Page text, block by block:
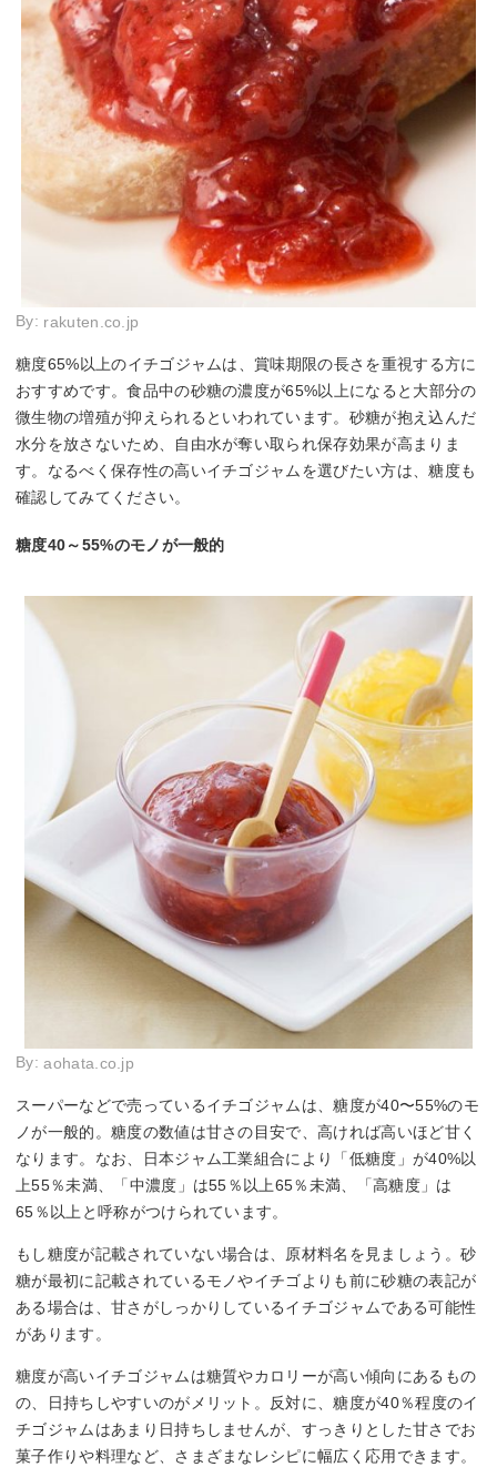
By: rakuten.co.jp
糖度65%以上のイチゴジャムは、賞味期限の長さを重視する方に
おすすめです。食品中の砂糖の濃度が65%以上になると大部分の
微生物の増殖が抑えられるといわれています。砂糖が抱え込んだ
水分を放さないため、自由水が奪い取られ保存効果が高まりま
す。なるべく保存性の高いイチゴジャムを選びたい方は、糖度も
確認してみてください。
糖度40～55%のモノが一般的
By:aohata.co.jp
スーパーなどで売っているイチゴジャムは、糖度が40〜55%のモ
ノが一般的。糖度の数値は甘さの目安で、高ければ高いほど甘く
なります。なお、日本ジャム工業組合により「低糖度」が40%以
上55％未満、「中濃度」は55％以上65％未満、「高糖度」は
65％以上と呼称がつけられています。
もし糖度が記載されていない場合は、原材料名を見ましょう。砂
糖が最初に記載されているモノやイチゴよりも前に砂糖の表記が
ある場合は、甘さがしっかりしているイチゴジャムである可能性
があります。
糖度が高いイチゴジャムは糖質やカロリーが高い傾向にあるもの
の、日持ちしやすいのがメリット。反対に、糖度が40％程度のイ
チゴジャムはあまり日持ちしませんが、すっきりとした甘さでお
菓子作りや料理など、さまざまなレシピに幅広く応用できます。